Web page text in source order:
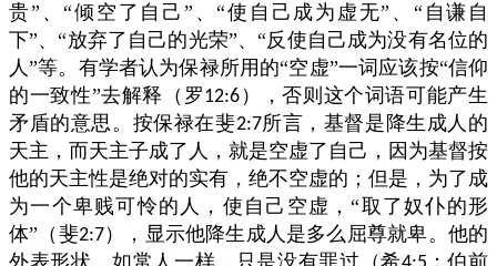
贵”、“倾空了自己”、“使自己成为虚无”、“自谦自
下”、“放弃了自己的光荣”、“反使自己成为没有名位的
人”等。有学者认为保禄所用的“空虚”一词应该按“信仰
的一致性”去解释（罗12:6 ），否则这个词语可能产生
矛盾的意思。按保禄在斐2:7所言，基督是降生成人的
天主，而天主子成了人，就是空虚了自己，因为基督按
他的天主性是绝对的实有，绝不空虚的；但是，为了成
为一个卑贱可怜的人，使自己空虚，“取了奴仆的形
体”（斐2:7），显示他降生成人是多么屈尊就卑。他的
外表形状，如常人一样，只是没有罪过（希
；伯前